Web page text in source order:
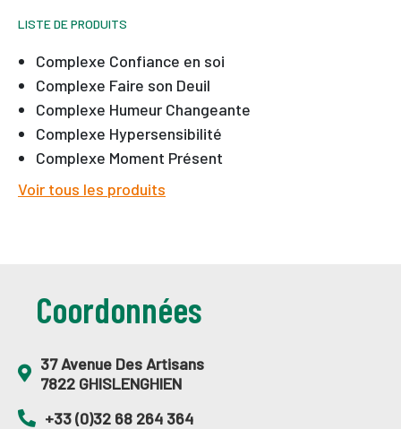
LISTE DE PRODUITS
Complexe Confiance en soi
Complexe Faire son Deuil
Complexe Humeur Changeante
Complexe Hypersensibilité
Complexe Moment Présent
Voir tous les produits
Coordonnées
37 Avenue Des Artisans
7822 GHISLENGHIEN
+33 (0)32 68 264 364